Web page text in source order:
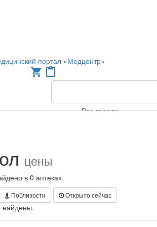
shopping_cart content_paste
Все города
цены
в 0 аптеках
Поблизости Открыто сейчас
найдены.